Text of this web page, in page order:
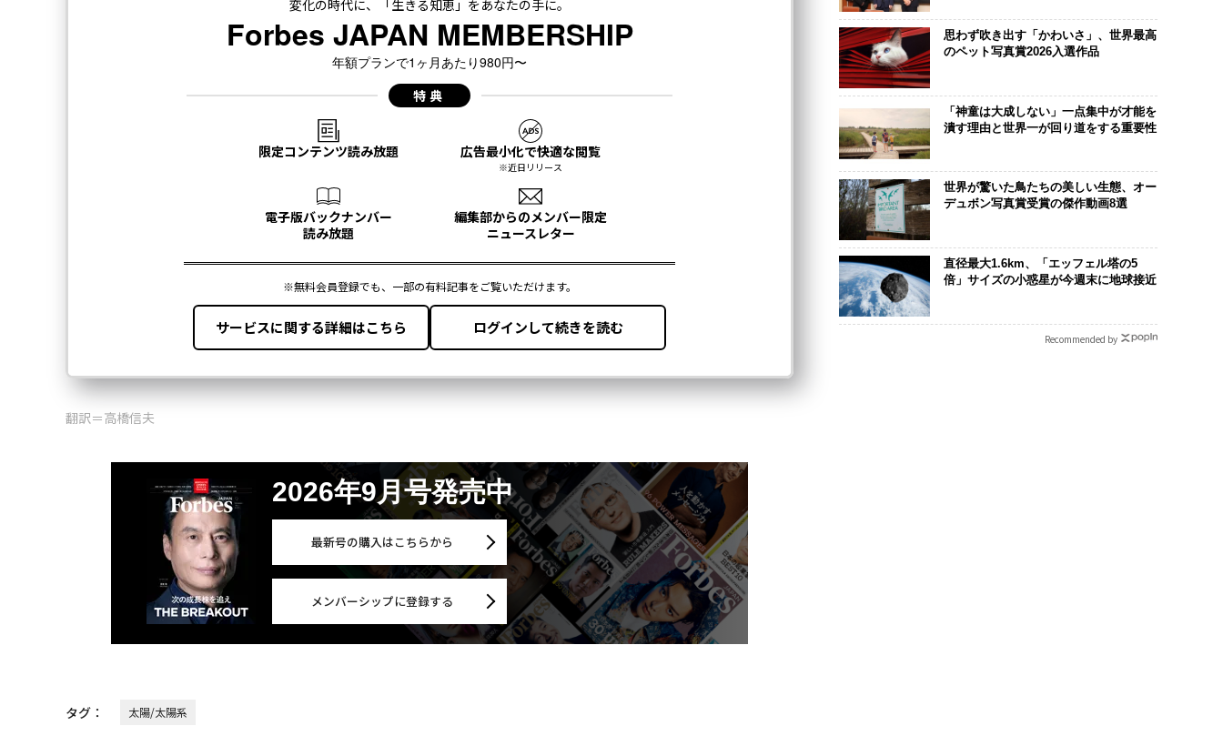
翻訳＝高橋信夫
2026年9月号発売中
最新号の購入はこちらから
メンバーシップに登録する
タグ： 太陽/太陽系
思わず吹き出す「かわいさ」、世界最高
のペット写真賞2026入選作品
「神童は大成しない」一点集中が才能を
潰す理由と世界一が回り道をする重要性
世界が驚いた鳥たちの美しい生態、オー
デュボン写真賞受賞の傑作動画8選
直径最大1.6km、「エッフェル塔の5
倍」サイズの小惑星が今週末に地球接近
Recommended by